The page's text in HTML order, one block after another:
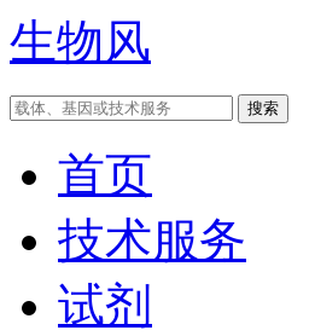
生物风
首页
技术服务
试剂